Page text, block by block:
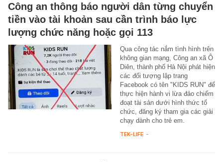
Công an thông báo người dân từng chuyển
tiền vào tài khoản sau cần trình báo lực
lượng chức năng hoặc gọi 113
Qua công tác nắm tình hình trên
không gian mạng, Công an xã Ô
Diên, thành phố Hà Nội phát hiện
các đối tượng lập trang
Facebook có tên "KIDS RUN" để
thực hiện hành vi lừa đảo chiếm
đoạt tài sản dưới hình thức tổ
chức, đăng ký tham gia các giải
chạy dành cho trẻ em.
TEK-LIFE -